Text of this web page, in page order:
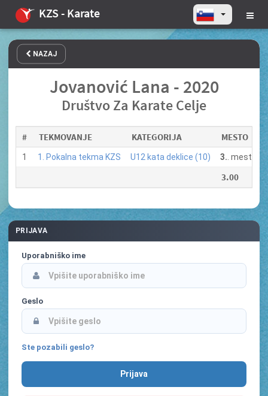
KZS - Karate
NAZAJ
Jovanović Lana - 2020
Društvo Za Karate Celje
# TEKMOVANJE KATEGORIJA MESTO
1 1. Pokalna tekma KZS U12 kata deklice (10) 3. . mesto
3.00
PRIJAVA
Uporabniško ime
Geslo
Ste pozabili geslo?